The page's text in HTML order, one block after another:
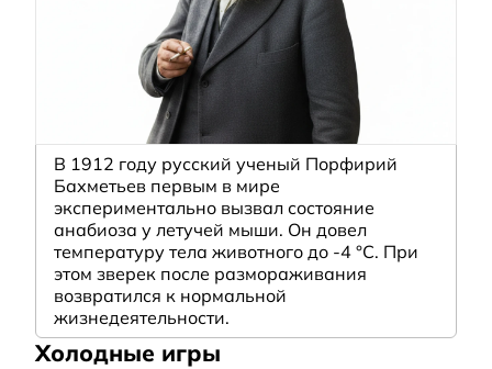
В 1912 году русский ученый Порфирий
Бахметьев первым в мире
экспериментально вызвал состояние
анабиоза у летучей мыши. Он довел
температуру тела животного до -4 °C. При
этом зверек после размораживания
возвратился к нормальной
жизнедеятельности.
Холодные игры